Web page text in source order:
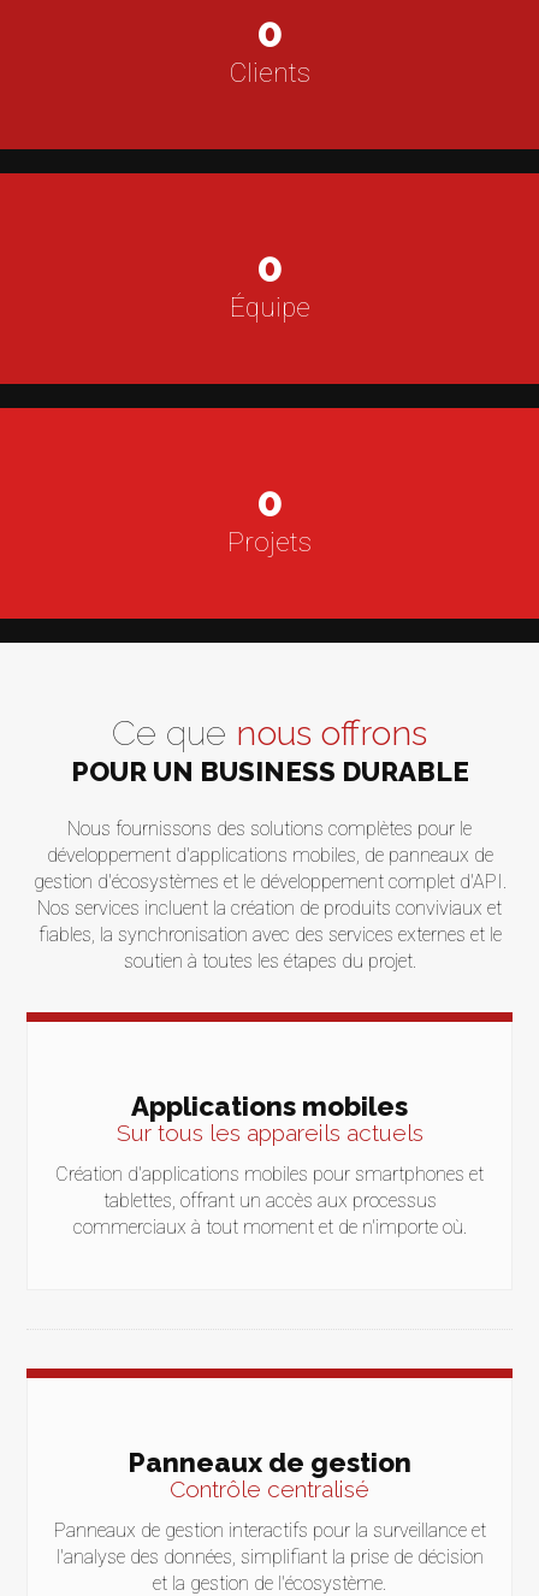
0
Clients
0
Équipe
0
Projets
Ce que nous offrons
POUR UN BUSINESS DURABLE
Nous fournissons des solutions complètes pour le
développement d'applications mobiles, de panneaux de
gestion d'écosystèmes et le développement complet d'API.
Nos services incluent la création de produits conviviaux et
fiables, la synchronisation avec des services externes et le
soutien à toutes les étapes du projet.
Applications mobiles
Sur tous les appareils actuels
Création d'applications mobiles pour smartphones et
tablettes, offrant un accès aux processus
commerciaux à tout moment et de n'importe où.
Panneaux de gestion
Contrôle centralisé
Panneaux de gestion interactifs pour la surveillance et
l'analyse des données, simplifiant la prise de décision
et la gestion de l'écosystème.